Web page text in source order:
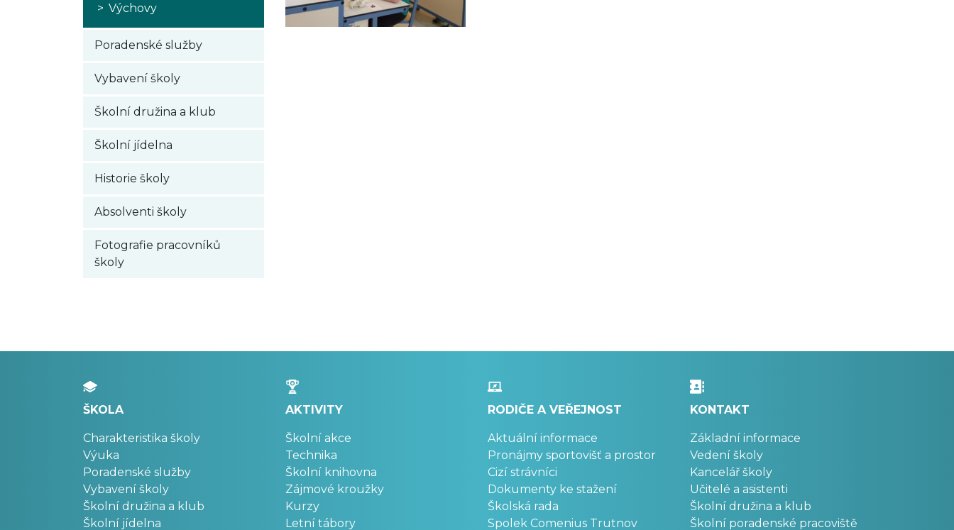
Výchovy
Poradenské služby
Vybavení školy
Školní družina a klub
Školní jídelna
Historie školy
Absolventi školy
Fotografie pracovníků
školy
ŠKOLA
Charakteristika školy
Výuka
Poradenské služby
Vybavení školy
Školní družina a klub
Školní jídelna
AKTIVITY
Školní akce
Technika
Školní knihovna
Zájmové kroužky
Kurzy
Letní tábory
RODIČE A VEŘEJNOST
Aktuální informace
Pronájmy sportovišť a prostor
Cizí strávníci
Dokumenty ke stažení
Školská rada
Spolek Comenius Trutnov
KONTAKT
Základní informace
Vedení školy
Kancelář školy
Učitelé a asistenti
Školní družina a klub
Školní poradenské pracoviště